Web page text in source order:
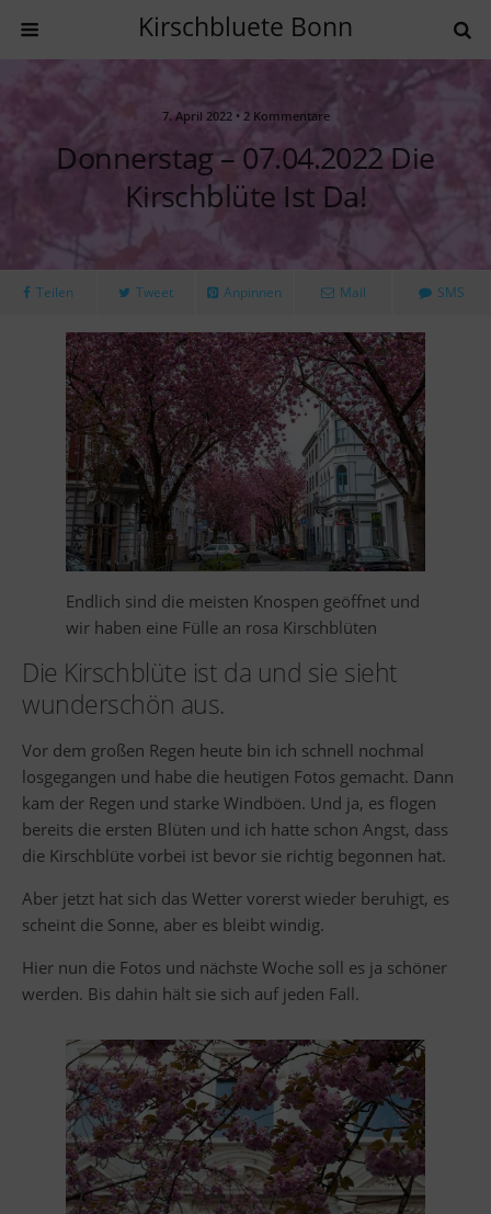
Kirschbluete Bonn
7. April 2022 • 2 Kommentare
Donnerstag – 07.04.2022 Die
Kirschblüte Ist Da!
Teilen Tweet Anpinnen Mail SMS
Endlich sind die meisten Knospen geöffnet und
wir haben eine Fülle an rosa Kirschblüten
Die Kirschblüte ist da und sie sieht
wunderschön aus.
Vor dem großen Regen heute bin ich schnell nochmal
losgegangen und habe die heutigen Fotos gemacht. Dann
kam der Regen und starke Windböen. Und ja, es flogen
bereits die ersten Blüten und ich hatte schon Angst, dass
die Kirschblüte vorbei ist bevor sie richtig begonnen hat.
Aber jetzt hat sich das Wetter vorerst wieder beruhigt, es
scheint die Sonne, aber es bleibt windig.
Hier nun die Fotos und nächste Woche soll es ja schöner
werden. Bis dahin hält sie sich auf jeden Fall.